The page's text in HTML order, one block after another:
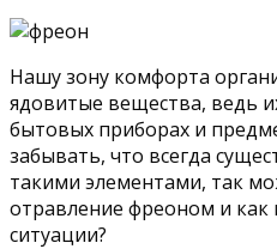
Нашу зону комфорта
ядовитые вещества, ведь
бытовых приборах и
забывать, что всегда
такими элементами, так
отравление фреоном и как
ситуации?